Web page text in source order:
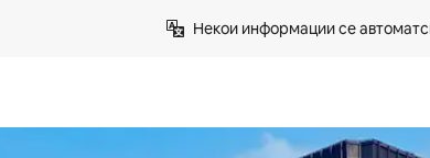
Некои информации се